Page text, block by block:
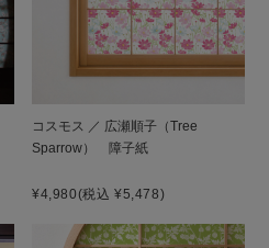
コスモス ／ 広瀬順子（Tree
Sparrow） 障子紙
¥4,980(税込 ¥5,478)